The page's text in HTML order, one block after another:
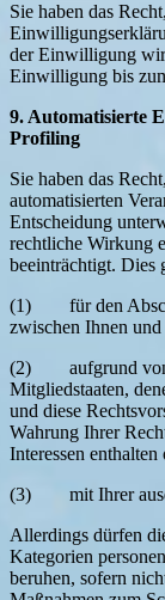
Sie haben das
der Einwilligung
Einwilligung bis
9. Automatisierte
Profiling
Sie haben das
automatisierten
Entscheidung
rechtliche Wirkung
beeinträchtigt. Dies
(1) für den
zwischen Ihnen
(2) aufgrund von
Mitgliedstaaten,
und diese
Wahrung Ihrer
Interessen enthalten
(3) mit Ihrer
Allerdings dürfen
Kategorien
beruhen, sofern